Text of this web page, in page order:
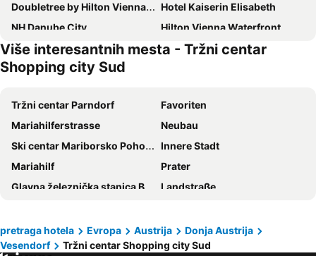
Doubletree by Hilton Vienna Schonbrunn
Hotel Kaiserin Elisabeth
NH Danube City
Hilton Vienna Waterfront
Bassena Wien Donaustadt
Hadrigan
Theaterhotel & Suites Wien
ibis budget Wien Messe
Hilton Vienna Plaza
Holiday Inn - The Niu, Franz Vienna By Ihg
Intercontinental Hotels Vienna By Ihg
Hilton Vienna Park
H+ Hotel Wien
ARCOTEL Wimberger Wien
ibis budget Wien Sankt Marx
Motel One Wien-Hauptbahnhof
Motel One Wien Westbahnhof
Hotel Zeitgeist Vienna Hauptbahnhof
Florum Hotel
JUFA Hotel Wien City
Ibercity Wien Schonbrunn
Više interesantnih mesta - Tržni centar
Shopping city Sud
Tržni centar Parndorf
Favoriten
Mariahilferstrasse
Neubau
Ski centar Mariborsko Pohorje
Innere Stadt
Mariahilf
Prater
Glavna železnička stanica Beč
Landstraße
Šonbrunski zoološki vrt
Wiener Stadthalle
U-Bahnlinie U1
Leopoldstadt
pretraga hotela Evropa Austrija
Donja Austrija
Vesendorf
Tržni centar Shopping city Sud